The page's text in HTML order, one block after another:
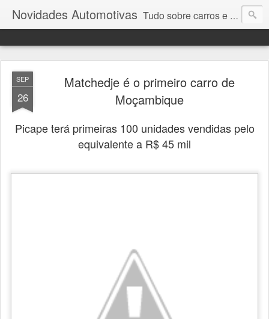
Novidades Automotivas Tudo sobre carros e motores
SEP
26
Matchedje é o primeiro carro de
Moçambique
Picape terá primeiras 100 unidades vendidas pelo
equivalente a R$ 45 mil